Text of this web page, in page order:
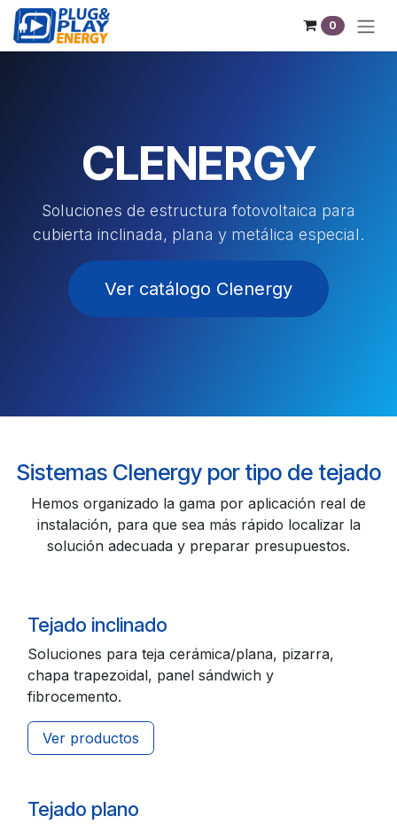
Skip to Content
0
CLENERGY
Soluciones de estructura fotovoltaica para
cubierta inclinada, plana y metálica especial.
Ver catálogo Clenergy
Sistemas Clenergy por tipo de tejado
Hemos organizado la gama por aplicación real de
instalación, para que sea más rápido localizar la
solución adecuada y preparar presupuestos.
Tejado inclinado
Soluciones para teja cerámica/plana, pizarra,
chapa trapezoidal, panel sándwich y
fibrocemento.
Ver productos
Tejado plano